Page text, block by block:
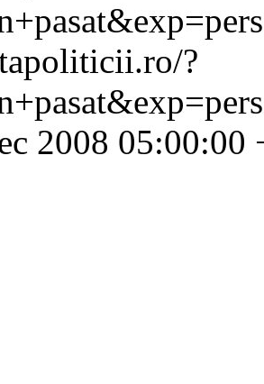
?
2008 05:00:00